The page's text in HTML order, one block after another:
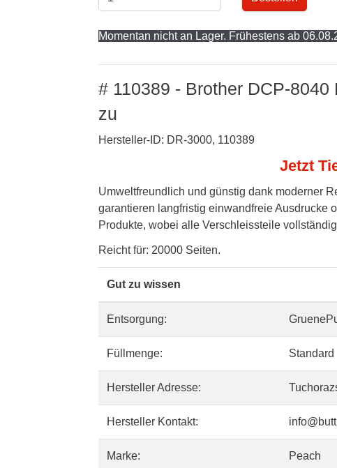
Momentan nicht an Lager. Frühestens ab
# 110389 - Brother DCP-
zu
Hersteller-ID: DR-3000, 110389
Jetzt
Umweltfreundlich und günstig dank moderner
garantieren langfristig einwandfreie Ausdrucke
Produkte, wobei alle Verschleissteile
Reicht für: 20000 Seiten.
Gut zu wissen
Entsorgung:
Füllmenge: Standard
Hersteller Adresse:
Hersteller Kontakt:
Marke: Peach